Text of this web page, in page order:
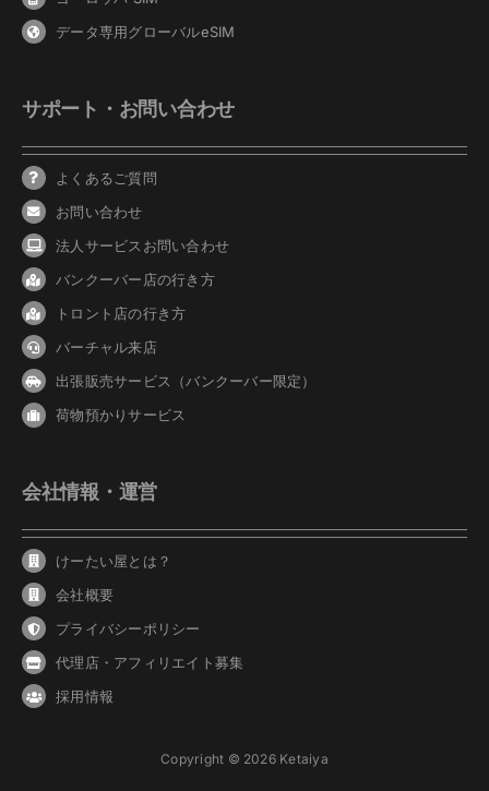
データ専用グローバルeSIM
サポート・お問い合わせ
よくあるご質問
お問い合わせ
法人サービスお問い合わせ
バンクーバー 店の行き方
トロント店の行き方
バーチャル来店
出張販売サービス（バンクーバー限定）
荷物預かりサービス
会社情報・運営
けーたい屋とは？
会社概要
プライバシーポリシー
代理店・アフィリエイト募集
採用情報
Copyright © 2026 Ketaiya